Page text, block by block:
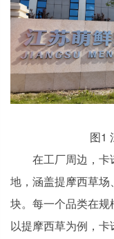
图1
在工厂周边，
地，涵盖提摩西草
块。每一个品类在规
以提摩西草为例，